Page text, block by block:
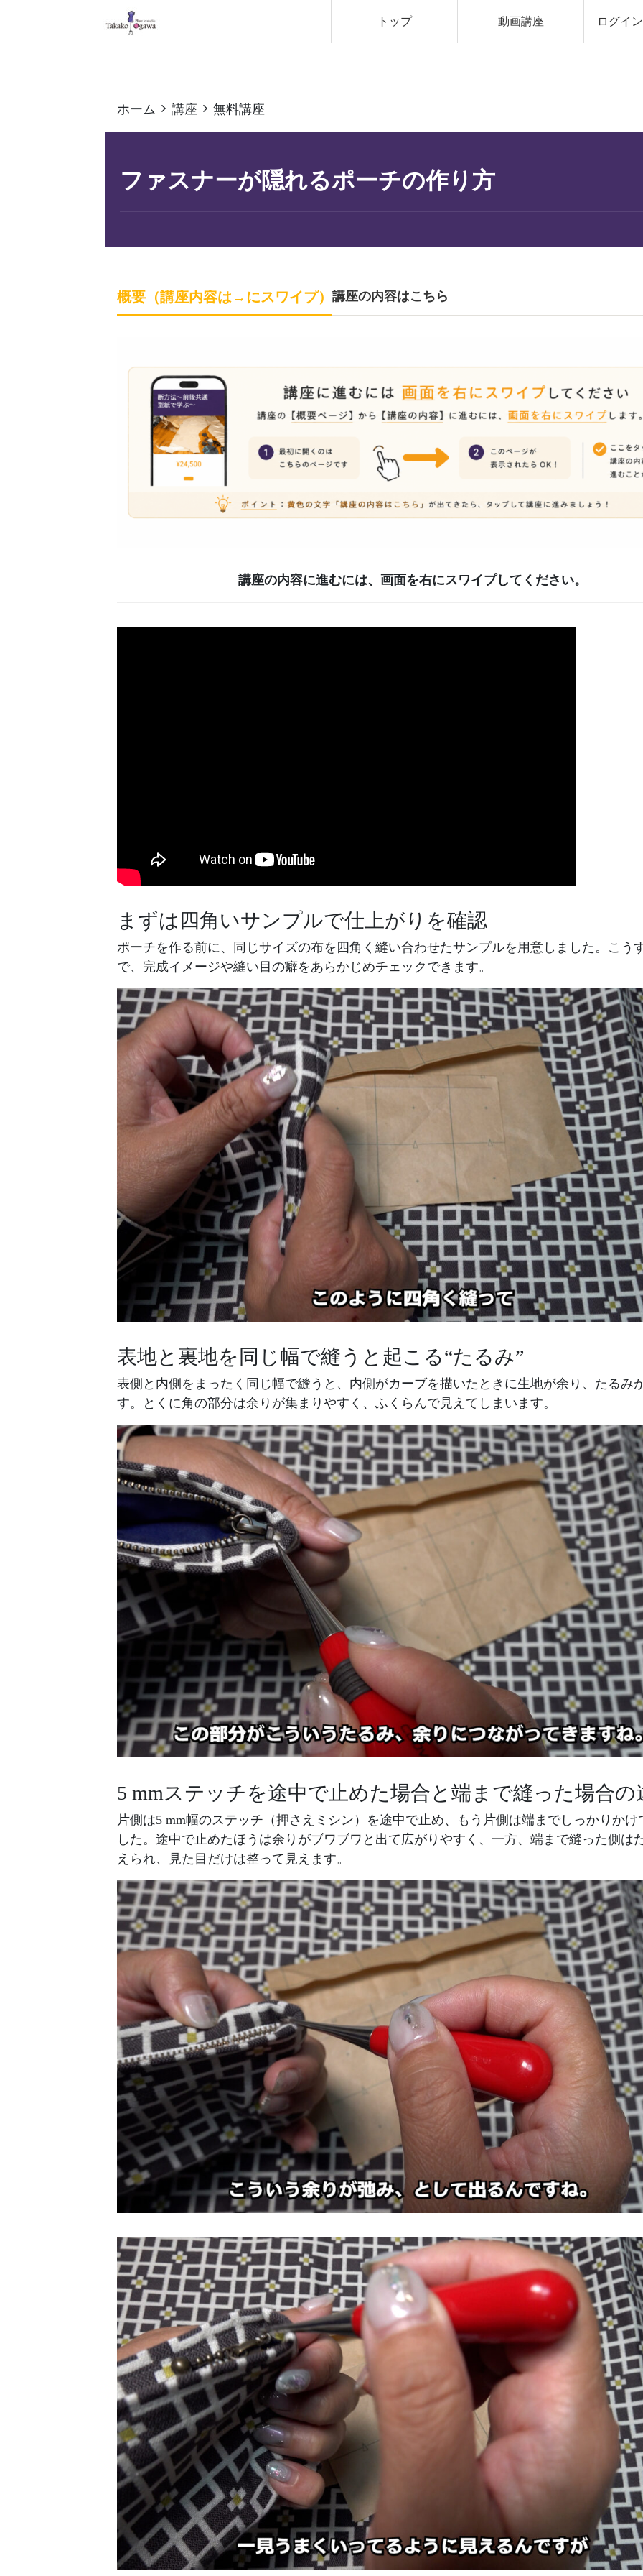
トップ 動画講座 ログイ
ホーム 講座 無料講座
ファスナーが隠れるポーチの作り方
概要
講座の内容に進むには、画面を右にスワイプしてください。
まずは四角いサンプルで仕上がりを確認
ポーチを作る前に、同じサイズの布を四角く縫い合わせたサンプルを用意しました。こう
で、完成イメージや縫い目の癖をあらかじめチェックできます。
表地と裏地を同じ幅で縫うと起こる“たるみ”
表側と内側をまったく同じ幅で縫うと、内側がカーブを描いたときに生地が余り、たるみ
す。とくに角の部分は余りが集まりやすく、ふくらんで見えてしまいます。
5 mmステッチを途中で止めた場合と端まで縫った場合の
片側は5 mm幅のステッチ（押さえミシン）を途中で止め、もう片側は端までしっかりかけ
した。途中で止めたほうは余りがブワブワと出て広がりやすく、一方、端まで縫った側は
えられ、見た目だけは整って見えます。